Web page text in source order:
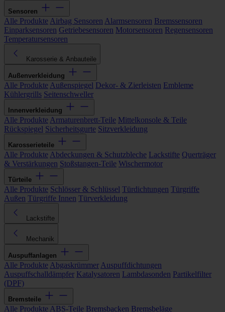
Sensoren
Alle Produkte Airbag Sensoren Alarmsensoren Bremssensoren
Einparksensoren Getriebesensoren Motorsensoren Regensensoren
Temperatursensoren
Karosserie & Anbauteile
Außenverkleidung
Alle Produkte Außenspiegel Dekor- & Zierleisten Embleme
Kühlergrills Seitenschweller
Innenverkleidung
Alle Produkte Armaturenbrett-Teile Mittelkonsole & Teile
Rückspiegel Sicherheitsgurte Sitzverkleidung
Karosserieteile
Alle Produkte Abdeckungen & Schutzbleche Lackstifte Querträger
& Verstärkungen Stoßstangen-Teile Wischermotor
Türteile
Alle Produkte Schlösser & Schlüssel Türdichtungen Türgriffe
Außen Türgriffe Innen Türverkleidung
Lackstifte
Mechanik
Auspuffanlagen
Alle Produkte Abgaskrümmer Auspuffdichtungen
Auspuffschalldämpfer Katalysatoren Lambdasonden Partikelfilter
(DPF)
Bremsteile
Alle Produkte ABS-Teile Bremsbacken Bremsbeläge